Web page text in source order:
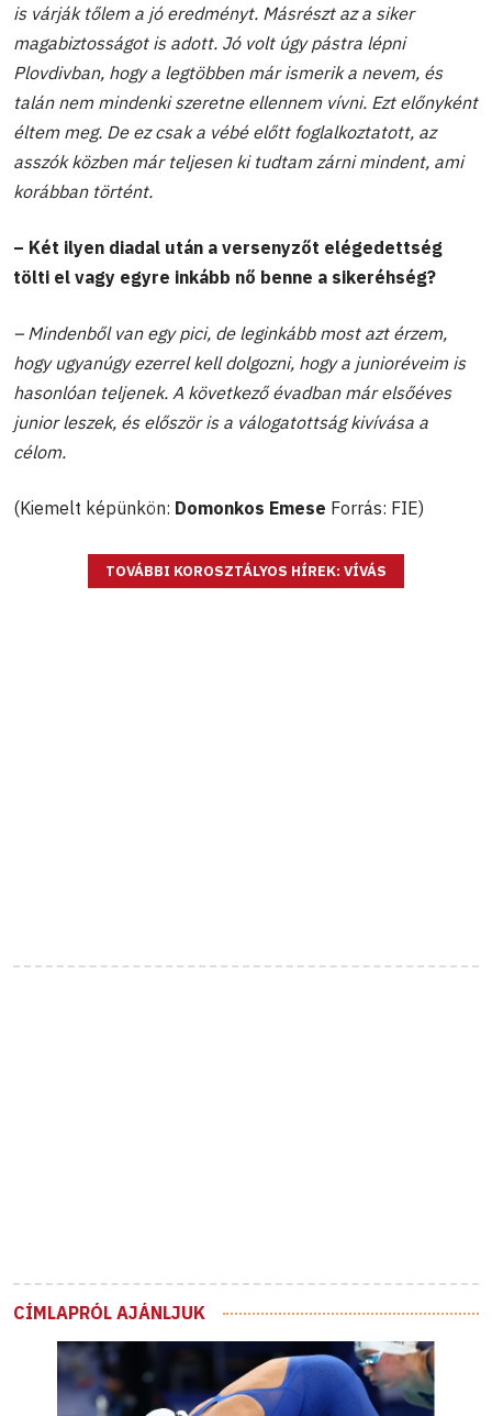
is várják tőlem a jó eredményt. Másrészt az a siker
magabiztosságot is adott. Jó volt úgy pástra lépni
Plovdivban, hogy a legtöbben már ismerik a nevem, és
talán nem mindenki szeretne ellennem vívni. Ezt előnyként
éltem meg. De ez csak a vébé előtt foglalkoztatott, az
asszók közben már teljesen ki tudtam zárni mindent, ami
korábban történt.
– Két ilyen diadal után a versenyzőt elégedettség
tölti el vagy egyre inkább nő benne a sikeréhség?
– Mindenből van egy pici, de leginkább most azt érzem,
hogy ugyanúgy ezerrel kell dolgozni, hogy a junioréveim is
hasonlóan teljenek. A következő évadban már elsőéves
junior leszek, és először is a válogatottság kivívása a
célom.
(Kiemelt képünkön: Domonkos Emese Forrás: FIE)
TOVÁBBI KOROSZTÁLYOS HÍREK: VÍVÁS
CÍMLAPRÓL AJÁNLJUK